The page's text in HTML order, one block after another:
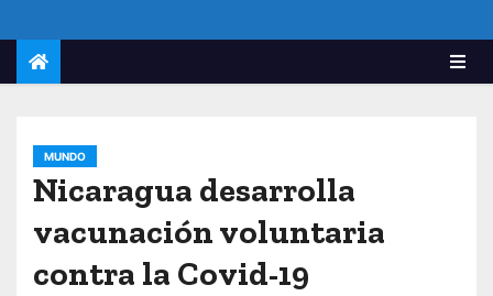
MUNDO
Nicaragua desarrolla
vacunación voluntaria
contra la Covid-19